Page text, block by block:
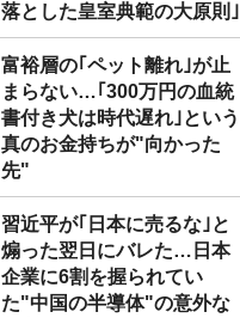
落とした皇室典範の大原則｣
富裕層の｢ペット離れ｣が止
まらない…｢300万円の血統
書付き犬は時代遅れ｣という
真のお金持ちが"向かった
先"
習近平が｢日本に売るな｣と
煽った翌日にバレた…日本
企業に6割を握られてい
た"中国の半導体"の意外な